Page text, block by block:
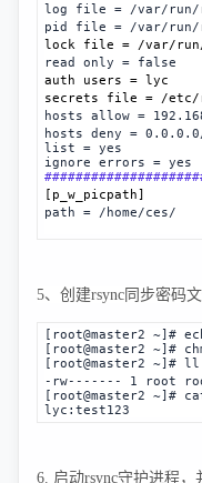
log file = /var/
pid file = /var/
lock file = /var/
read
auth users = lyc
secrets file = /etc/
hosts allow =
hosts deny
list = yes
ignore errors = yes
[ p_w_picpath]
path = /
5、创建rsync同步密码
[root@master2 ~]#
[root@master2 ~]#
[root@master2 ~]#
-rw------- 1 root
[root@master2 ~]#
lyc:test123
6. 启动rsync守护进程